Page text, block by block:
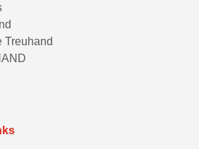
Treuhand